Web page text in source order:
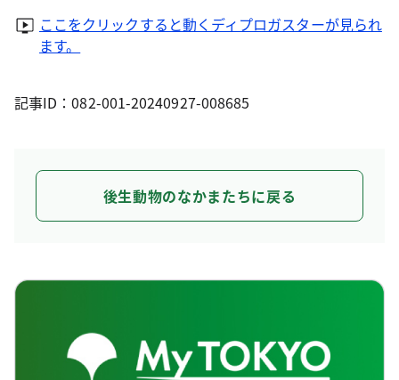
ここをクリックすると動くディプロガスターが見られ
ます。
記事ID：082-001-20240927-008685
後生動物のなかまたちに戻る